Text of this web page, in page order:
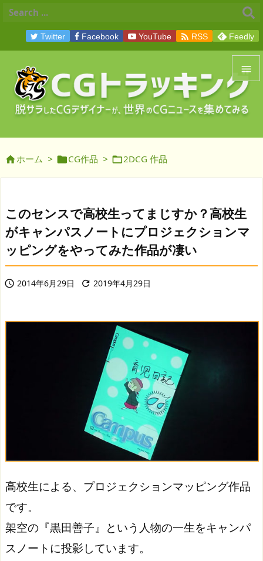


メニュ
前へ
次へ

Twitter Facebook YouTube  RSS Feedly
ホーム > CG作品 > 2DCG 作品
このセンスで高校生ってまじすか？高校生
がキャンパスノートにプロジェクションマ
ッピングをやってみた作品が凄い
 2014年6月29日  2019年4月29日
高校生による、プロジェクションマッピング作品
です。
架空の『黒田善子』という人物の一生をキャンパ
スノートに投影しています。